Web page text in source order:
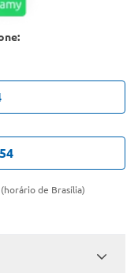
de Brasília)